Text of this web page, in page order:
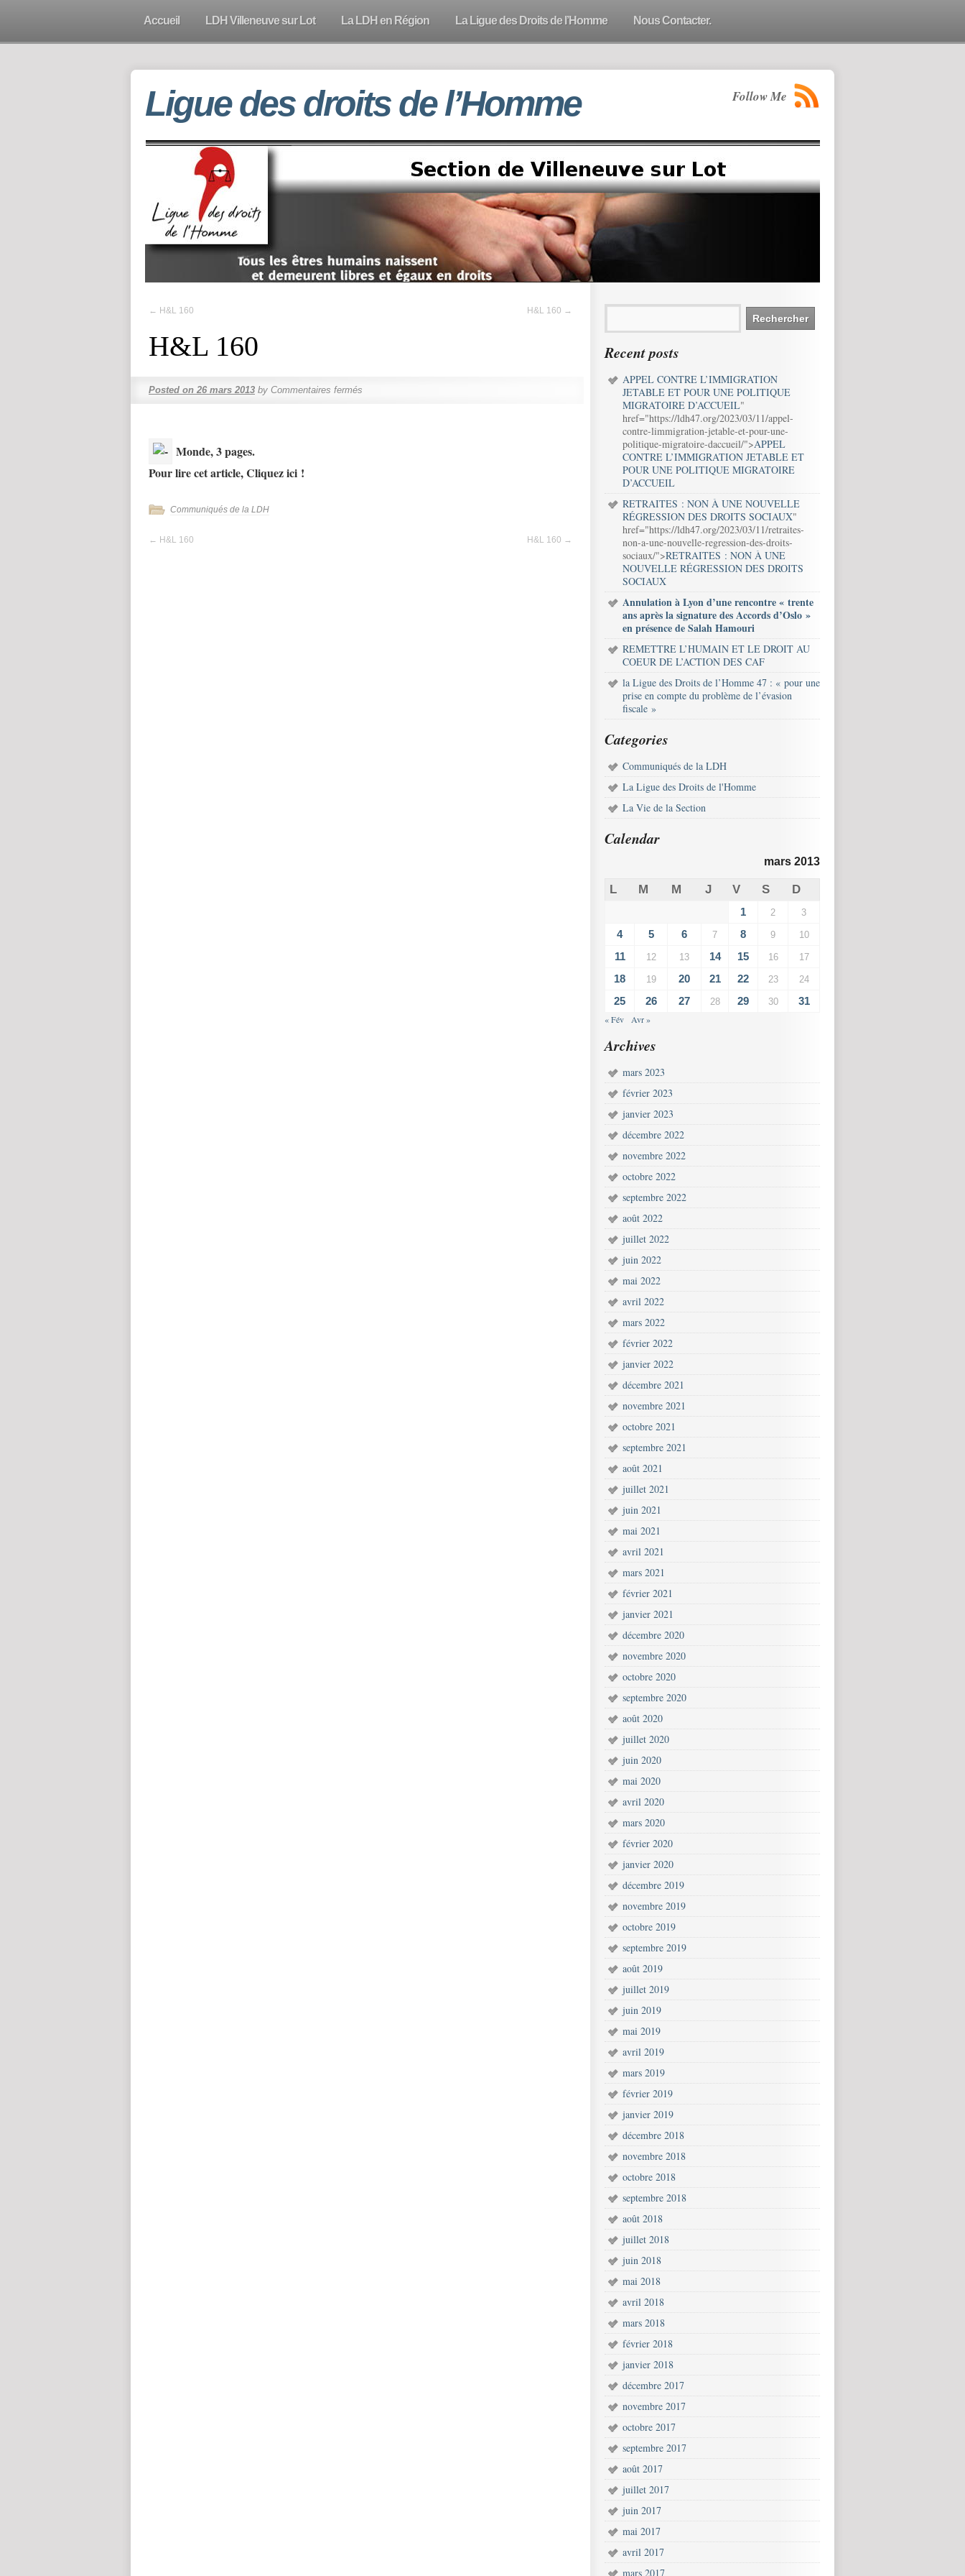
Accueil LDH Villeneuve sur Lot La LDH en Région La Ligue des Droits de l’Homme Nous Contacter.
Ligue des droits de l’Homme Follow Me
← H&L 160 H&L 160 →
H&L 160
Posted on 26 mars 2013 by Commentaires fermés
Monde, 3 pages.
Pour lire cet article, Cliquez ici !
Communiqués de la LDH
← H&L 160 H&L 160 →
Recent posts
APPEL CONTRE L’IMMIGRATION
JETABLE ET POUR UNE POLITIQUE
MIGRATOIRE D’ACCUEIL"
href="https://ldh47.org/2023/03/11/appel-
contre-limmigration-jetable-et-pour-une-
politique-migratoire-daccueil/">APPEL
CONTRE L’IMMIGRATION JETABLE ET
POUR UNE POLITIQUE MIGRATOIRE
D’ACCUEIL
RETRAITES : NON À UNE NOUVELLE
RÉGRESSION DES DROITS SOCIAUX"
href="https://ldh47.org/2023/03/11/retraites-
non-a-une-nouvelle-regression-des-droits-
sociaux/">RETRAITES : NON À UNE
NOUVELLE RÉGRESSION DES DROITS
SOCIAUX
Annulation à Lyon d’une rencontre « trente
ans après la signature des Accords d’Oslo »
en présence de Salah Hamouri
REMETTRE L’HUMAIN ET LE DROIT AU
COEUR DE L’ACTION DES CAF
la Ligue des Droits de l’Homme 47 : « pour une
prise en compte du problème de l’évasion
fiscale »
Categories
Communiqués de la LDH
La Ligue des Droits de l'Homme
La Vie de la Section
Calendar
mars 2013
L M M J V S D
1 2 3
4 5 6 7 8 9 10
11 12 13 14 15 16 17
18 19 20 21 22 23 24
25 26 27 28 29 30 31
« Fév Avr »
Archives
mars 2023
février 2023
janvier 2023
décembre 2022
novembre 2022
octobre 2022
septembre 2022
août 2022
juillet 2022
juin 2022
mai 2022
avril 2022
mars 2022
février 2022
janvier 2022
décembre 2021
novembre 2021
octobre 2021
septembre 2021
août 2021
juillet 2021
juin 2021
mai 2021
avril 2021
mars 2021
février 2021
janvier 2021
décembre 2020
novembre 2020
octobre 2020
septembre 2020
août 2020
juillet 2020
juin 2020
mai 2020
avril 2020
mars 2020
février 2020
janvier 2020
décembre 2019
novembre 2019
octobre 2019
septembre 2019
août 2019
juillet 2019
juin 2019
mai 2019
avril 2019
mars 2019
février 2019
janvier 2019
décembre 2018
novembre 2018
octobre 2018
septembre 2018
août 2018
juillet 2018
juin 2018
mai 2018
avril 2018
mars 2018
février 2018
janvier 2018
décembre 2017
novembre 2017
octobre 2017
septembre 2017
août 2017
juillet 2017
juin 2017
mai 2017
avril 2017
mars 2017